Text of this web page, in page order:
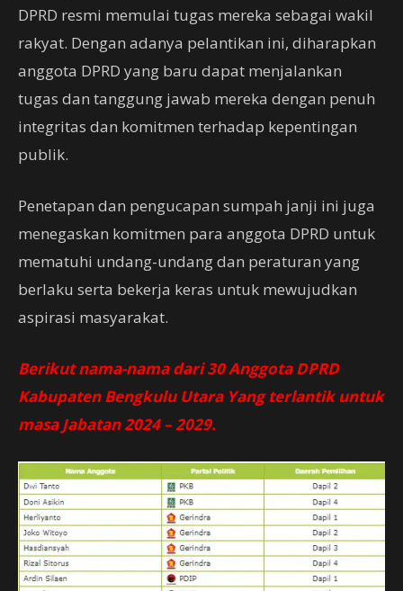
DPRD resmi memulai tugas mereka sebagai wakil
rakyat. Dengan adanya pelantikan ini, diharapkan
anggota DPRD yang baru dapat menjalankan
tugas dan tanggung jawab mereka dengan penuh
integritas dan komitmen terhadap kepentingan
publik.
Penetapan dan pengucapan sumpah janji ini juga
menegaskan komitmen para anggota DPRD untuk
mematuhi undang-undang dan peraturan yang
berlaku serta bekerja keras untuk mewujudkan
aspirasi masyarakat.
Berikut nama-nama dari 30 Anggota DPRD
Kabupaten Bengkulu Utara Yang terlantik untuk
masa Jabatan 2024 – 2029.